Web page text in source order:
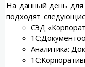
На данный день
подходят
СЭД
Аналитика: